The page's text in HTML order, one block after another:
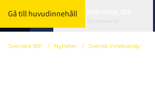
Gå till huvudinnehåll
Byt förbund här
Svenska IBF / Nyheter / Svensk Innebandy